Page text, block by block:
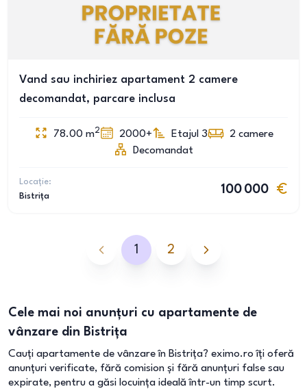
Vand sau inchiriez apartament 2 camere
decomandat, parcare inclusa
78.00 m2 2000+ Etajul 3 2 camere
Decomandat
Locație:
Bistrița
100 000
1 2
Cele mai noi anunțuri cu apartamente de
vânzare din Bistrița
Cauți apartamente de vânzare în Bistrița? eximo.ro îți oferă
anunțuri verificate, fără comision și fără anunțuri false sau
expirate, pentru a găsi locuința ideală într-un timp scurt.